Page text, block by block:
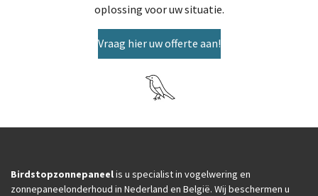
oplossing voor uw situatie.
Vraag hier uw offerte aan!
Birdstopzonnepaneelis u specialist in vogelwering en
zonnepaneelonderhoud in Nederland en België. Wij beschermen u